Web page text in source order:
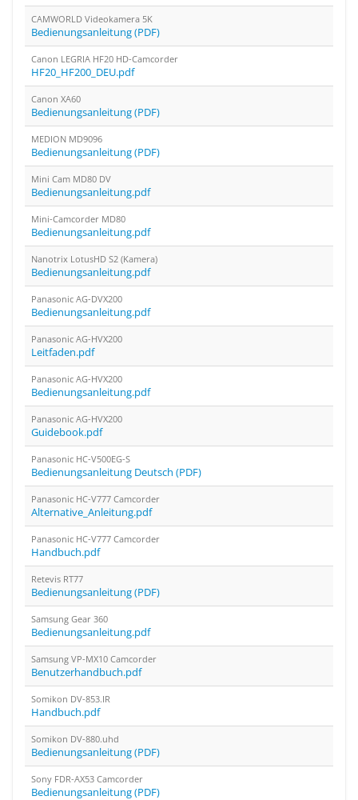
CAMWORLD Videokamera 5K
Bedienungsanleitung (PDF)
Canon LEGRIA HF20 HD-Camcorder
HF20_HF200_DEU.pdf
Canon XA60
Bedienungsanleitung (PDF)
MEDION MD9096
Bedienungsanleitung (PDF)
Mini Cam MD80 DV
Bedienungsanleitung.pdf
Mini-Camcorder MD80
Bedienungsanleitung.pdf
Nanotrix LotusHD S2 (Kamera)
Bedienungsanleitung.pdf
Panasonic AG-DVX200
Bedienungsanleitung.pdf
Panasonic AG-HVX200
Leitfaden.pdf
Panasonic AG-HVX200
Bedienungsanleitung.pdf
Panasonic AG-HVX200
Guidebook.pdf
Panasonic HC-V500EG-S
Bedienungsanleitung Deutsch (PDF)
Panasonic HC-V777 Camcorder
Alternative_Anleitung.pdf
Panasonic HC-V777 Camcorder
Handbuch.pdf
Retevis RT77
Bedienungsanleitung (PDF)
Samsung Gear 360
Bedienungsanleitung.pdf
Samsung VP-MX10 Camcorder
Benutzerhandbuch.pdf
Somikon DV-853.IR
Handbuch.pdf
Somikon DV-880.uhd
Bedienungsanleitung (PDF)
Sony FDR-AX53 Camcorder
Bedienungsanleitung (PDF)